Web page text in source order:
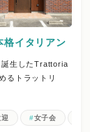
イタリアン
誕生したTrattoria
るトラットリ
女子会